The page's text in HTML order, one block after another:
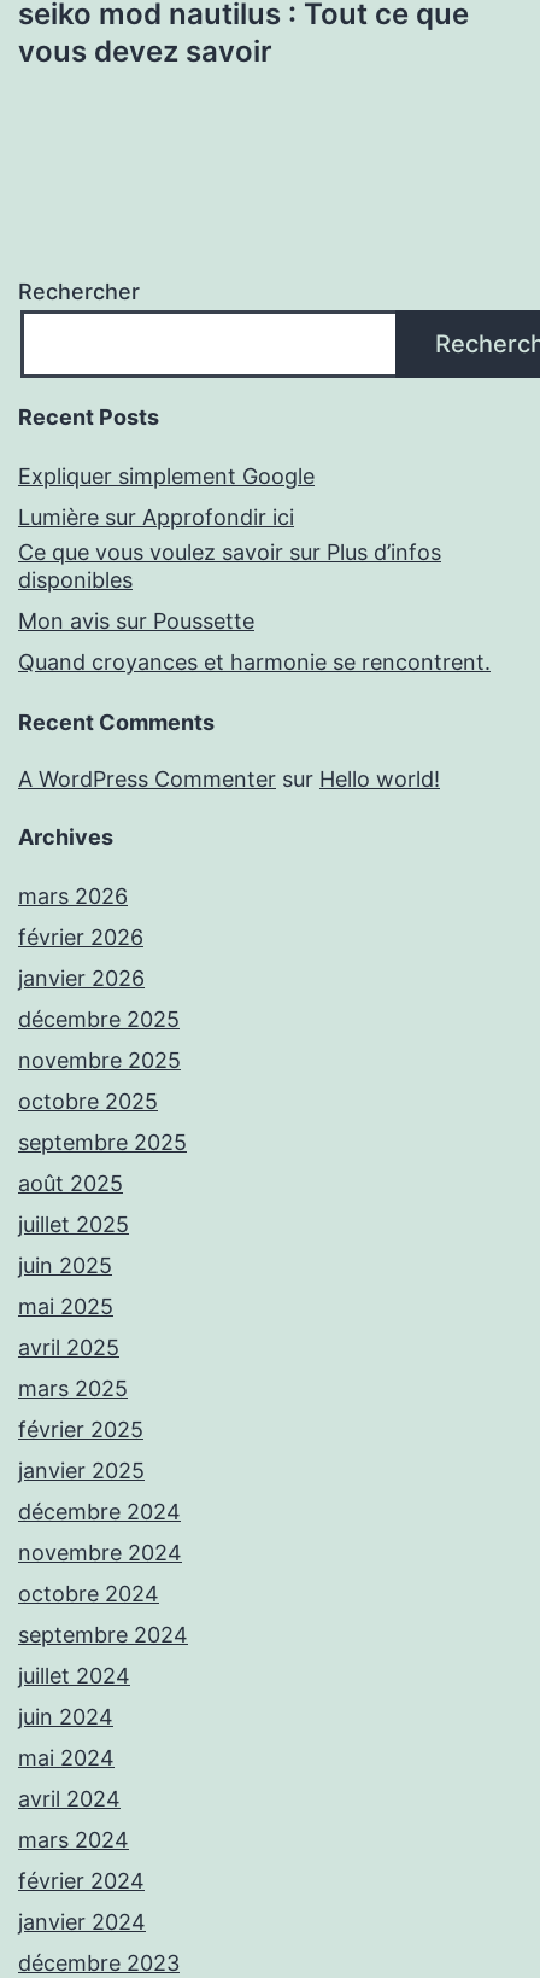
seiko mod nautilus : Tout ce que
vous devez savoir
Rechercher
Recent Posts
Expliquer simplement Google
Lumière sur Approfondir ici
Ce que vous voulez savoir sur Plus d’infos
disponibles
Mon avis sur Poussette
Quand croyances et harmonie se rencontrent.
Recent Comments
A WordPress Commenter sur Hello world!
Archives
mars 2026
février 2026
janvier 2026
décembre 2025
novembre 2025
octobre 2025
septembre 2025
août 2025
juillet 2025
juin 2025
mai 2025
avril 2025
mars 2025
février 2025
janvier 2025
décembre 2024
novembre 2024
octobre 2024
septembre 2024
juillet 2024
juin 2024
mai 2024
avril 2024
mars 2024
février 2024
janvier 2024
décembre 2023